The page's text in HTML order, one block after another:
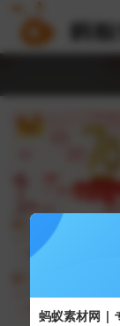
蚂蚁素材网 |